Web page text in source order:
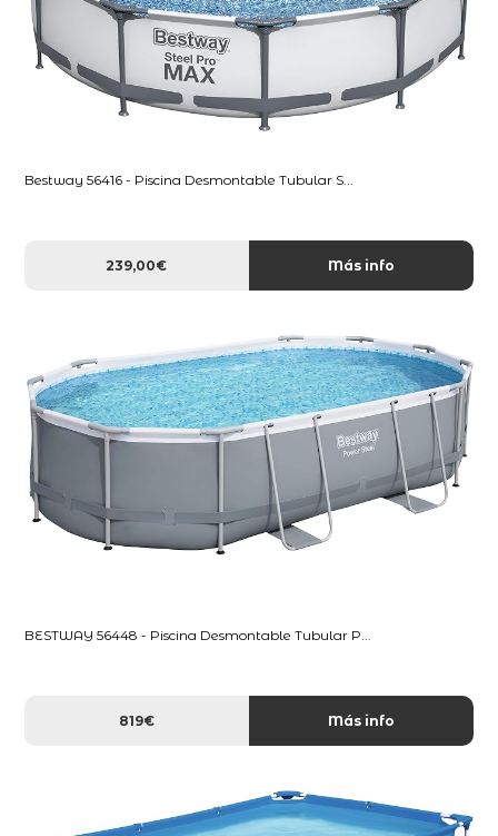
Bestway 56416 - Piscina Desmontable Tubular S...
239,00€ Más info
BESTWAY 56448 - Piscina Desmontable Tubular P...
819€ Más info